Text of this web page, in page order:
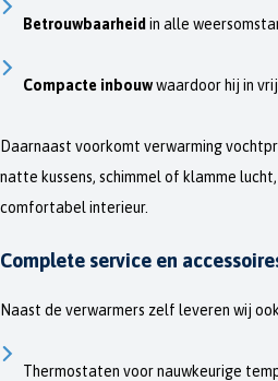
Betrouwbaarheid in alle
Compacte inbouwwaardoor hij in
Daarnaast voorkomt verwarming
natte kussens, schimmel of klamme
comfortabel interieur.
Complete service en
Naast de verwarmers zelf leveren wij
Thermostaten voor nauwkeurige